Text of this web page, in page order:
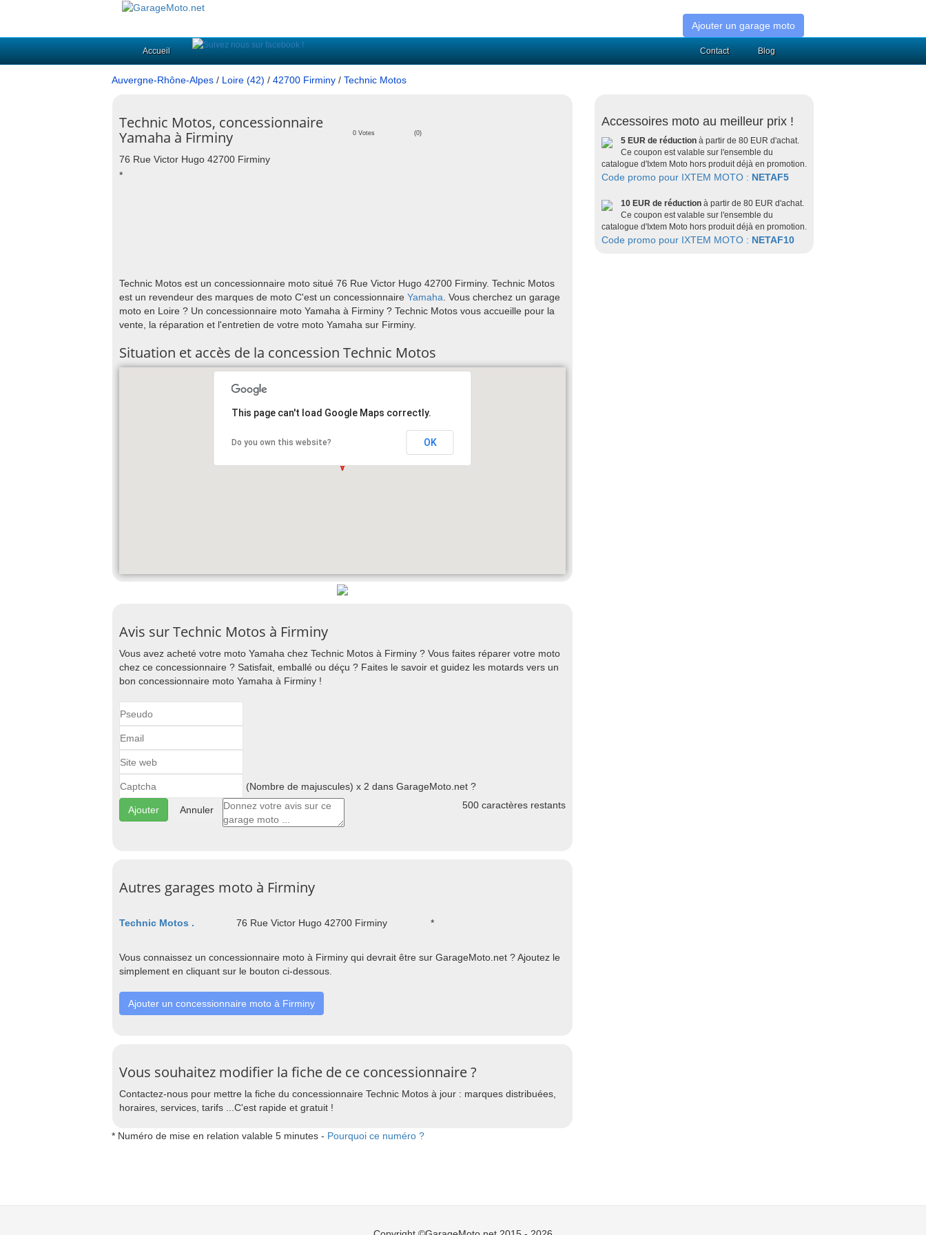
Ajouter un garage moto
Accueil Blog
Contact
Auvergne-Rhône-Alpes / Loire (42) / 42700 Firminy / Technic Motos
Technic Motos, concessionnaire
Yamaha à Firminy
0 Votes (0)
76 Rue Victor Hugo 42700 Firminy
*
Technic Motos est un concessionnaire moto situé 76 Rue Victor Hugo 42700 Firminy. Technic Motos
est un revendeur des marques de moto C'est un concessionnaire Yamaha . Vous cherchez un garage
moto en Loire ? Un concessionnaire moto Yamaha à Firminy ? Technic Motos vous accueille pour la
vente, la réparation et l'entretien de votre moto Yamaha sur Firminy.
Situation et accès de la concession Technic Motos
This page can't load Google Maps correctly.
Do you own this website? OK
Avis sur Technic Motos à Firminy
Vous avez acheté votre moto Yamaha chez Technic Motos à Firminy ? Vous faites réparer votre moto
chez ce concessionnaire ? Satisfait, emballé ou déçu ? Faites le savoir et guidez les motards vers un
bon concessionnaire moto Yamaha à Firminy !
(Nombre de majuscules) x 2 dans GarageMoto.net ?
Annuler 500 caractères restants
Autres garages moto à Firminy
Technic Motos . 76 Rue Victor Hugo 42700 Firminy *
Vous connaissez un concessionnaire moto à Firminy qui devrait être sur GarageMoto.net ? Ajoutez le
simplement en cliquant sur le bouton ci-dessous.
Ajouter un concessionnaire moto à Firminy
Vous souhaitez modifier la fiche de ce concessionnaire ?
Contactez-nous pour mettre la fiche du concessionnaire Technic Motos à jour : marques distribuées,
horaires, services, tarifs ...C'est rapide et gratuit !
* Numéro de mise en relation valable 5 minutes - Pourquoi ce numéro ?
Accessoires moto au meilleur prix !
5 EUR de réduction à partir de 80 EUR d'achat.
Ce coupon est valable sur l'ensemble du
catalogue d'Ixtem Moto hors produit déjà en promotion.
Code promo pour IXTEM MOTO : NETAF5
10 EUR de réduction à partir de 80 EUR d'achat.
Ce coupon est valable sur l'ensemble du
catalogue d'Ixtem Moto hors produit déjà en promotion.
Code promo pour IXTEM MOTO : NETAF10